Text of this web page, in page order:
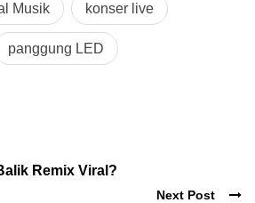
Musik konser live
panggung LED
Remix Viral?
Next Post